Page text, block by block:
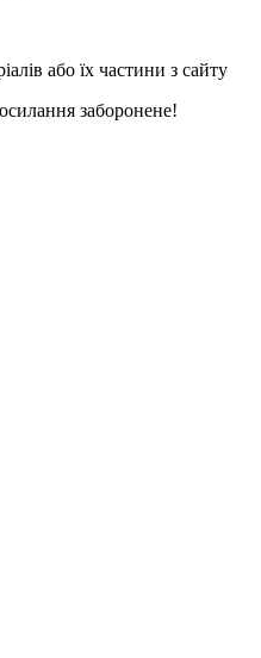
або їх частини з сайту
заборонене!